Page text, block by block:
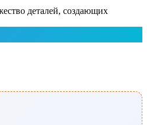
деталей, создающих